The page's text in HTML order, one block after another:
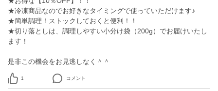
★冷凍商品なのでお好きなタイミングで使っていただけます♪
★簡単調理！ストックしておくと便利！！
★切り落としは、調理しやすい小分け袋（200g）でお届けいたし
ます！
是非この機会をお見逃しなく＾＾
1 コメント